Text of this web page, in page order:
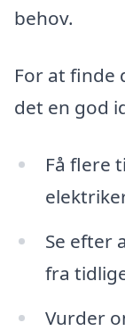
behov.
For at finde
det en god
Få flere
Se efter
fra
Vurder